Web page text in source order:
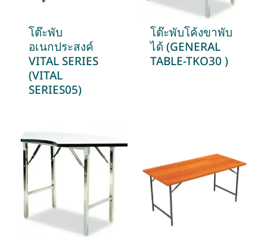
โต๊ะพับ
อเนกประสงค์
VITAL SERIES
(VITAL
SERIES05)
โต๊ะพับโค้งขาพับ
ได้ (GENERAL
TABLE-TKO30 )